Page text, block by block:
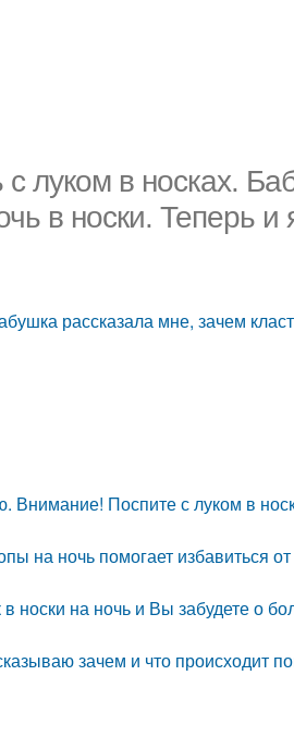
луком в носках.
в носки. Теперь и
рассказала мне, зачем
Внимание! Поспите с луком в
на ночь помогает избавиться
носки на ночь и Вы забудете о
зачем и что происходит